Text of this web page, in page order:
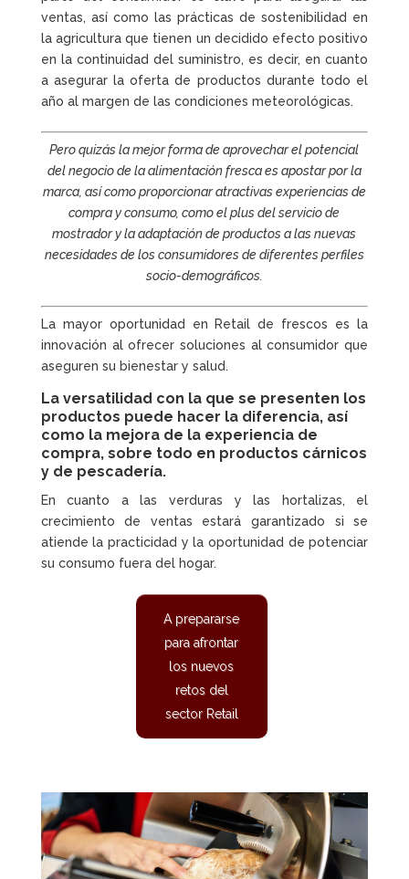
ventas, así como las prácticas de sostenibilidad en
la agricultura que tienen un decidido efecto positivo
en la continuidad del suministro, es decir, en cuanto
a asegurar la oferta de productos durante todo el
año al margen de las condiciones meteorológicas.
Pero quizás la mejor forma de aprovechar el potencial
del negocio de la alimentación fresca es apostar por la
marca, así como proporcionar atractivas experiencias de
compra y consumo, como el plus del servicio de
mostrador y la adaptación de productos a las nuevas
necesidades de los consumidores de diferentes perfiles
socio-demográficos.
La mayor oportunidad en Retail de frescos es la
innovación al ofrecer soluciones al consumidor que
aseguren su bienestar y salud.
La versatilidad con la que se presenten los
productos puede hacer la diferencia, así
como la mejora de la experiencia de
compra, sobre todo en productos cárnicos
y de pescadería.
En cuanto a las verduras y las hortalizas, el
crecimiento de ventas estará garantizado si se
atiende la practicidad y la oportunidad de potenciar
su consumo fuera del hogar.
A prepararse
para afrontar
los nuevos
retos del
sector Retail